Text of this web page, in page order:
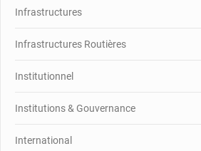
Infrastructures
Infrastructures Routières
Institutionnel
Institutions & Gouvernance
International